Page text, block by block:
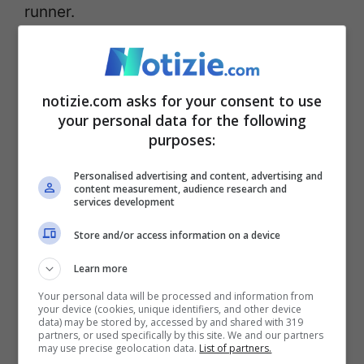
runner.
Voci demoniache in testa
Lunedì 2 settembre,le squadre di ricerca
hanno scoperto lungo il fiume
Caloosahatcheeun corpo che molto
probabilmente apparteneva a Valdes. Per
il momento, però, non sono note le cause
che hanno portato alla scomparsa della
povera ragazza. In un post sui social media
condiviso dalla famiglia durante la ricerca
si legge che la donna soffriva
notizie.com asks for your consent to use
your personal data for the following
purposes:
Personalised advertising and content, advertising and
content measurement, audience research and
services development
Store and/or access information on a device
Learn more
Your personal data will be processed and information from
your device (cookies, unique identifiers, and other device
data) may be stored by, accessed by and shared with 319
partners, or used specifically by this site. We and our partners
may use precise geolocation data. List of partners.